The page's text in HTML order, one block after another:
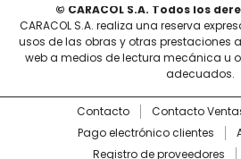
© CARACOL S.A. Todos los
CARACOL S.A. realiza una reserva
usos de las obras y otras prestaciones
web a medios de lectura mecánica u
adecuados.
Contacto Contacto
Pago electrónico clientes
Registro de proveedores